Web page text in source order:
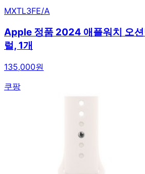
MXTL3FE/A
Apple 정품 2024 애플워치 오
럴, 1개
135,000원
쿠팡